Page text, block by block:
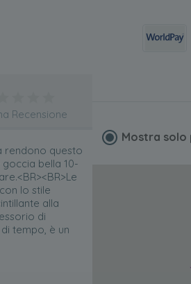
rendono questo
bella 10-
lo stile
alla
di
tempo, è un
Recensione
Mostra solo